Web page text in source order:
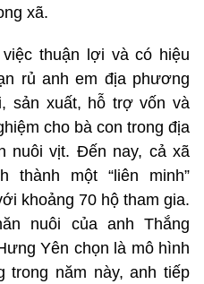
xã.
thuận lợi và có hiệu
rủ anh em địa phương
sản xuất, hỗ trợ vốn và
cho bà con trong địa
nuôi vịt. Đến nay, cả xã
thành một “liên minh”
khoảng 70 hộ tham gia.
nuôi của anh Thắng
Yên chọn là mô hình
trong năm này, anh tiếp